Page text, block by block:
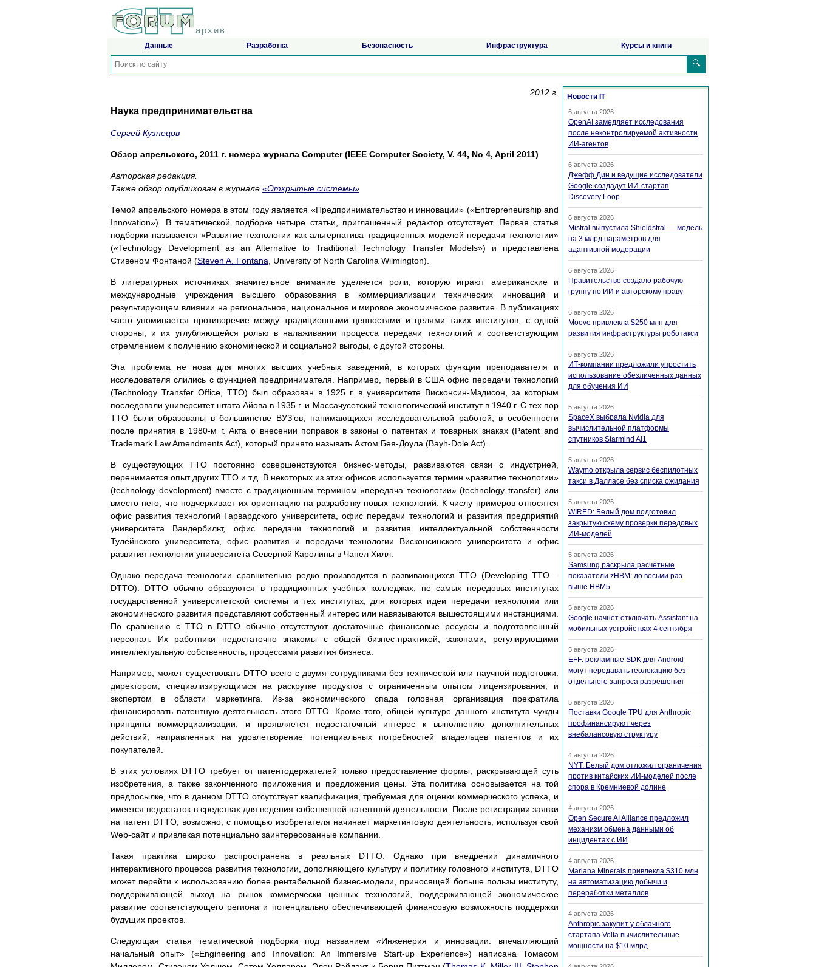
архив
Данные Разработка Безопасность Инфраструктура Курсы и книги
🔍
2012 г.
Наука предпринимательства
Сергей Кузнецов
Обзор апрельского, 2011 г. номера журнала Computer (IEEE Computer Society, V. 44, No 4, April 2011)
Авторская редакция.
Также обзор опубликован в журнале «Открытые системы»
Темой апрельского номера в этом году является «Предпринимательство и инновации» («Entrepreneurship and
Innovation»). В тематической подборке четыре статьи, приглашенный редактор отсутствует. Первая статья
подборки называется «Развитие технологии как альтернатива традиционных моделей передачи технологии»
(«Technology Development as an Alternative to Traditional Technology Transfer Models») и представлена
Стивеном Фонтаной (Steven A. Fontana , University of North Carolina Wilmington).
В литературных источниках значительное внимание уделяется роли, которую играют американские и
международные учреждения высшего образования в коммерциализации технических инноваций и
результирующем влиянии на региональное, национальное и мировое экономическое развитие. В публикациях
часто упоминается противоречие между традиционными ценностями и целями таких институтов, с одной
стороны, и их углубляющейся ролью в налаживании процесса передачи технологий и соответствующим
стремлением к получению экономической и социальной выгоды, с другой стороны.
Эта проблема не нова для многих высших учебных заведений, в которых функции преподавателя и
исследователя слились с функцией предпринимателя. Например, первый в США офис передачи технологий
(Technology Transfer Office, TTO) был образован в 1925 г. в университете Висконсин-Мэдисон, за которым
последовали университет штата Айова в 1935 г. и Массачусетский технологический институт в 1940 г. С тех пор
TTO были образованы в большинстве ВУЗ’ов, нанимающихся исследовательской работой, в особенности
после принятия в 1980-м г. Акта о внесении поправок в законы о патентах и товарных знаках (Patent and
Trademark Law Amendments Act), который принято называть Актом Бея-Доула (Bayh-Dole Act).
В существующих TTO постоянно совершенствуются бизнес-методы, развиваются связи с индустрией,
перенимается опыт других TTO и т.д. В некоторых из этих офисов используется термин «развитие технологии»
(technology development) вместе с традиционным термином «передача технологии» (technology transfer) или
вместо него, что подчеркивает их ориентацию на разработку новых технологий. К числу примеров относятся
офис развития технологий Гарвардского университета, офис передачи технологий и развития предприятий
университета Вандербильт, офис передачи технологий и развития интеллектуальной собственности
Тулейнского университета, офис развития и передачи технологии Висконсинского университета и офис
развития технологии университета Северной Каролины в Чапел Хилл.
Однако передача технологии сравнительно редко производится в развивающихся TTO (Developing TTO –
DTTO). DTTO обычно образуются в традиционных учебных колледжах, не самых передовых институтах
государственной университетской системы и тех институтах, для которых идеи передачи технологии или
экономического развития представляют собственный интерес или навязываются вышестоящими инстанциями.
По сравнению с TTO в DTTO обычно отсутствуют достаточные финансовые ресурсы и подготовленный
персонал. Их работники недостаточно знакомы с общей бизнес-практикой, законами, регулирующими
интеллектуальную собственность, процессами развития бизнеса.
Например, может существовать DTTO всего с двумя сотрудниками без технической или научной подготовки:
директором, специализирующимся на раскрутке продуктов с ограниченным опытом лицензирования, и
экспертом в области маркетинга. Из-за экономического спада головная организация прекратила
финансировать патентную деятельность этого DTTO. Кроме того, общей культуре данного института чужды
принципы коммерциализации, и проявляется недостаточный интерес к выполнению дополнительных
действий, направленных на удовлетворение потенциальных потребностей владельцев патентов и их
покупателей.
В этих условиях DTTO требует от патентодержателей только предоставление формы, раскрывающей суть
изобретения, а также законченного приложения и предложения цены. Эта политика основывается на той
предпосылке, что в данном DTTO отсутствует квалификация, требуемая для оценки коммерческого успеха, и
имеется недостаток в средствах для ведения собственной патентной деятельности. После регистрации заявки
на патент DTTO, возможно, с помощью изобретателя начинает маркетинговую деятельность, используя свой
Web-сайт и привлекая потенциально заинтересованные компании.
Такая практика широко распространена в реальных DTTO. Однако при внедрении динамичного
интерактивного процесса развития технологии, дополняющего культуру и политику головного института, DTTO
может перейти к использованию более рентабельной бизнес-модели, приносящей больше пользы институту,
поддерживающей выход на рынок коммерчески ценных технологий, поддерживающей экономическое
развитие соответствующего региона и потенциально обеспечивающей финансовую возможность поддержки
будущих проектов.
Следующая статья тематической подборки под названием «Инженерия и инновации: впечатляющий
начальный опыт» («Engineering and Innovation: An Immersive Start-up Experience») написана Томасом
Новости IT
6 августа 2026
OpenAI замедляет исследования
после неконтролируемой активности
ИИ-агентов
6 августа 2026
Джефф Дин и ведущие исследователи
Google создадут ИИ-стартап
Discovery Loop
6 августа 2026
Mistral выпустила Shieldstral — модель
на 3 млрд параметров для
адаптивной модерации
6 августа 2026
Правительство создало рабочую
группу по ИИ и авторскому праву
6 августа 2026
Moove привлекла $250 млн для
развития инфраструктуры роботакси
6 августа 2026
ИТ-компании предложили упростить
использование обезличенных данных
для обучения ИИ
5 августа 2026
SpaceX выбрала Nvidia для
вычислительной платформы
спутников Starmind AI1
5 августа 2026
Waymo открыла сервис беспилотных
такси в Далласе без списка ожидания
5 августа 2026
WIRED: Белый дом подготовил
закрытую схему проверки передовых
ИИ-моделей
5 августа 2026
Samsung раскрыла расчётные
показатели zHBM: до восьми раз
выше HBM5
5 августа 2026
Google начнет отключать Assistant на
мобильных устройствах 4 сентября
5 августа 2026
EFF: рекламные SDK для Android
могут передавать геолокацию без
отдельного запроса разрешения
5 августа 2026
Поставки Google TPU для Anthropic
профинансируют через
внебалансовую структуру
4 августа 2026
NYT: Белый дом отложил ограничения
против китайских ИИ-моделей после
спора в Кремниевой долине
4 августа 2026
Open Secure AI Alliance предложил
механизм обмена данными об
инцидентах с ИИ
4 августа 2026
Mariana Minerals привлекла $310 млн
на автоматизацию добычи и
переработки металлов
4 августа 2026
Anthropic закупит у облачного
стартапа Volta вычислительные
мощности на $10 млрд